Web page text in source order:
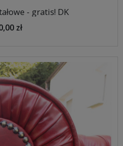
- gratis! DK
zł